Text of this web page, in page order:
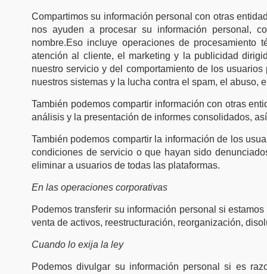
Compartimos su información personal con otras
nos ayuden a procesar su información personal,
nombre.Eso incluye operaciones de
atención al cliente, el marketing y la publicidad
nuestro servicio y del comportamiento de los
nuestros sistemas y la lucha contra el spam, el abuso,
También podemos compartir información con otras
análisis y la presentación de informes consolidados,
También podemos compartir la información de los
condiciones de servicio o que hayan sido
eliminar a usuarios de todas las plataformas.
En las operaciones corporativas
Podemos transferir su información personal si
venta de activos, reestructuración, reorganización,
Cuando lo exija la ley
Podemos divulgar su información personal si es